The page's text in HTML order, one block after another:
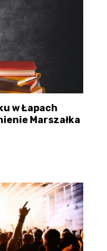
w Łapach
Marszałka